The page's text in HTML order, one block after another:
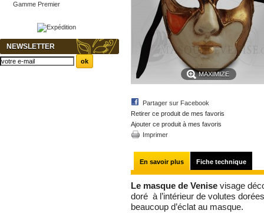
Gamme Premier
NEWSLETTER
MAXIMIZE
Partager sur Facebook
Retirer ce produit de mes favoris
Ajouter ce produit à mes favoris
Imprimer
En savoir plus Fiche technique
Le masque de Venise visage
doré à l’intérieur de volutes
beaucoup d’éclat au masque.